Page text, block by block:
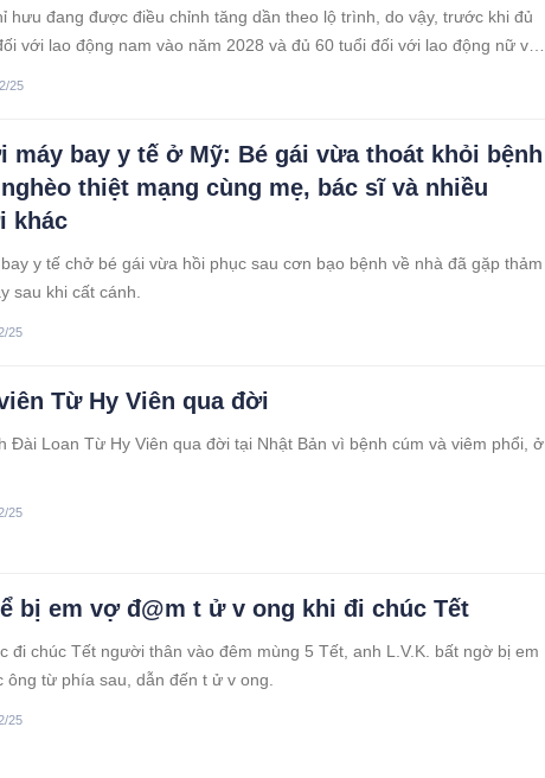
hưu đang được điều chỉnh tăng dần theo lộ trình, do vậy, trước khi đủ
với lao động nam vào năm 2028 và đủ 60 tuổi đối với lao động nữ vào
25
máy bay y tế ở Mỹ: Bé gái vừa thoát khỏi bệnh
thiệt mạng cùng mẹ, bác sĩ và nhiều
khác
y tế chở bé gái vừa hồi phục sau cơn bạo bệnh về nhà đã gặp thảm
sau khi cất cánh.
25
Từ Hy Viên qua đời
Đài Loan Từ Hy Viên qua đời tại Nhật Bản vì bệnh cúm và viêm phổi, ở
25
bị em vợ đ@m t ử v ong khi đi chúc Tết
đi chúc Tết người thân vào đêm mùng 5 Tết, anh L.V.K. bất ngờ bị em
ông từ phía sau, dẫn đến t ử v ong.
25